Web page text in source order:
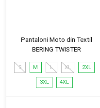
Pantaloni Moto din Textil
BERING TWISTER
S M L XL 2XL
3XL 4XL